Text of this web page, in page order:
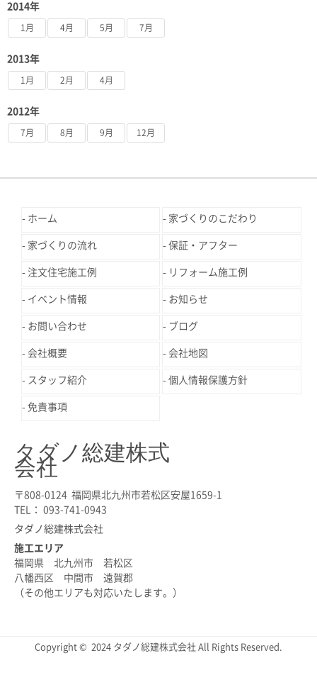
2014年
1月 4月 5月 7月
2013年
1月 2月 4月
2012年
7月 8月 9月 12月
ホーム 家づくりのこだわり
家づくりの流れ 保証・アフター
注文住宅施工例 リフォーム施工例
イベント情報 お知らせ
お問い合わせ ブログ
会社概要 会社地図
スタッフ紹介 個人情報保護方針
免責事項
タダノ総建株式
会社
〒808-0124 福岡県北九州市若松区安屋1659-1
TEL： 093-741-0943
タダノ総建株式会社
施工エリア
福岡県 北九州市 若松区
八幡西区 中間市 遠賀郡
（その他エリアも対応いたします。）
Copyright © 2024 タダノ総建株式会社 All Rights Reserved.